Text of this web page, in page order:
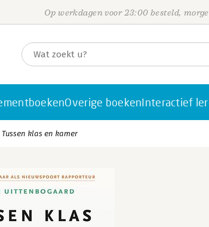
Op werkdagen voor 23:00 besteld,
Overige boekenInteractief
Tussen klas en kamer